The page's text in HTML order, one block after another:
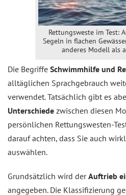
Rettungsweste im Test:
Segeln in flachen
anderes Modell als
Die Begriffe Schwimmhilfe und
alltäglichen Sprachgebrauch
verwendet. Tatsächlich gibt es
Unterschiede zwischen diesen
persönlichen Rettungswesten-
darauf achten, dass Sie auch
auswählen.
Grundsätzlich wird derAuftrieb
angegeben. Die Klassifizierung